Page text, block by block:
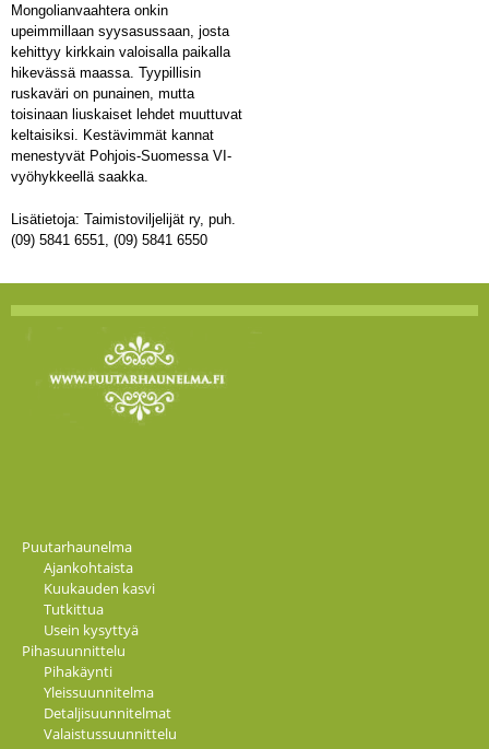
Mongolianvaahtera onkin
upeimmillaan syysasussaan, josta
kehittyy kirkkain valoisalla paikalla
hikevässä maassa. Tyypillisin
ruskaväri on punainen, mutta
toisinaan liuskaiset lehdet muuttuvat
keltaisiksi. Kestävimmät kannat
menestyvät Pohjois-Suomessa VI-
vyöhykkeellä saakka.
Lisätietoja: Taimistoviljelijät ry, puh.
(09) 5841 6551, (09) 5841 6550
Puutarhaunelma
Ajankohtaista
Kuukauden kasvi
Tutkittua
Usein kysyttyä
Pihasuunnittelu
Pihakäynti
Yleissuunnitelma
Detaljisuunnitelmat
Valaistussuunnittelu